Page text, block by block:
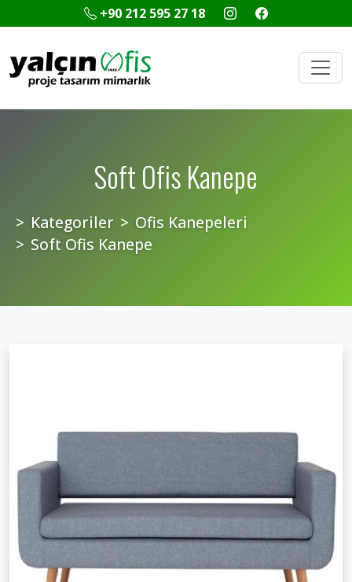
+90 212 595 27 18
Soft Ofis Kanepe
Kategoriler
Ofis Kanepeleri
Soft Ofis Kanepe